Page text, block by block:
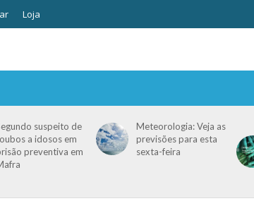
Loja
suspeito de
a idosos em
preventiva em
Meteorologia: Veja as
previsões para esta
sexta-feira